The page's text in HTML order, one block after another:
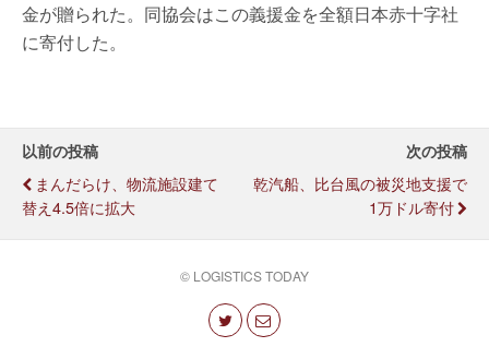
金が贈られた。同協会はこの義援金を全額日本赤十字社
に寄付した。
以前の投稿
まんだらけ、物流施設建て
替え4.5倍に拡大
次の投稿
乾汽船、比台風の被災地支援で
1万ドル寄付
© LOGISTICS TODAY